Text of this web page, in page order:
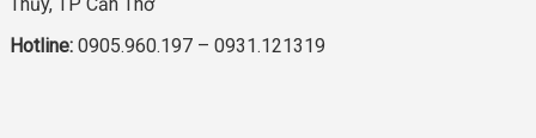
Hotline: 0905.960.197 – 0931.121319